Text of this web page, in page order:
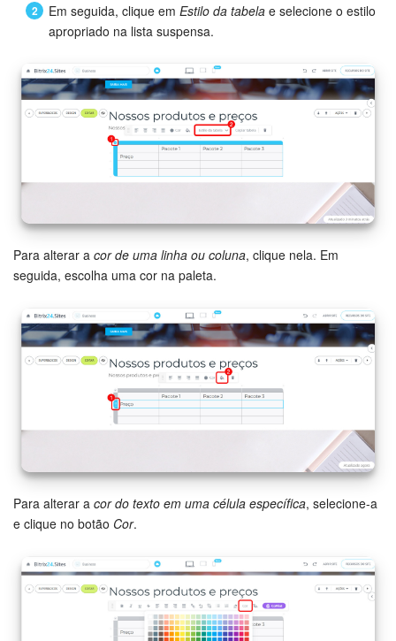
LOGIN
Em seguida, clique em Estilo da tabela e selecione o estilo
apropriado na lista suspensa.
Para alterar a cor de uma linha ou coluna, clique nela. Em
seguida, escolha uma cor na paleta.
Para alterar a cor do texto em uma célula específica, selecione-a
e clique no botão Cor.